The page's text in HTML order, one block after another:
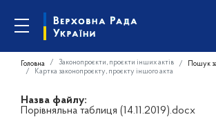
Головна Законопроєкти, проєкти інших актів
Пошук
Картка законопроєкту, проєкту іншого акта
Назва файлу:
Порівняльна таблиця (14.11.2019).docx